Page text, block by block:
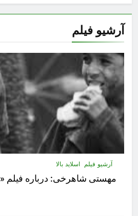
آرشیو فیلم
آرشیو فیلم اسلاید بالا
مهستى شاهرخى:‌ درباره فيلم